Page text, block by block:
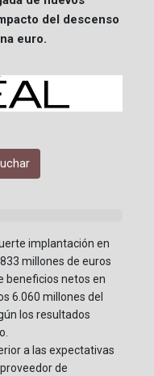
del descenso
euro.
implantación en
millones de euros
beneficios netos en
6.060 millones del
los resultados
a las expectativas
de